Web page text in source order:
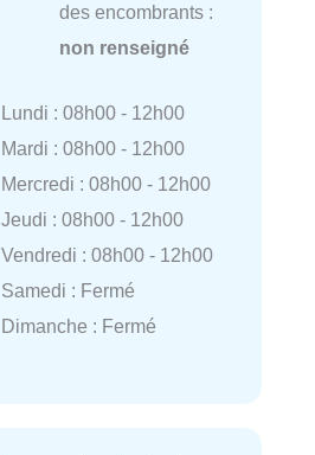
des encombrants :
non renseigné
Lundi : 08h00 - 12h00
Mardi : 08h00 - 12h00
Mercredi : 08h00 - 12h00
Jeudi : 08h00 - 12h00
Vendredi : 08h00 - 12h00
Samedi : Fermé
Dimanche : Fermé